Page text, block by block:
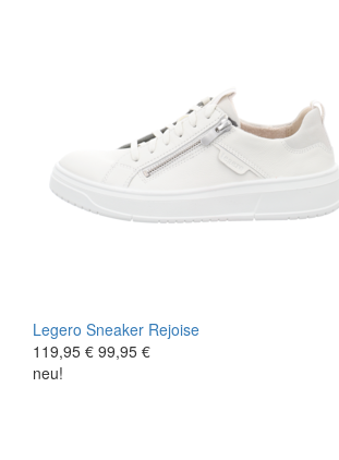
Legero Sneaker Rejoise
119,95 € 99,95 €
neu!